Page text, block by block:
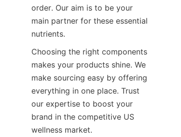
order. Our aim is to be your
main partner for these essential
nutrients.
Choosing the right components
makes your products shine. We
make sourcing easy by offering
everything in one place. Trust
our expertise to boost your
brand in the competitive US
wellness market.